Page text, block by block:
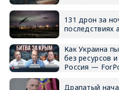
131 дрон за
последствиях
Как Украина
без ресурсов
Россия —
Драпатый